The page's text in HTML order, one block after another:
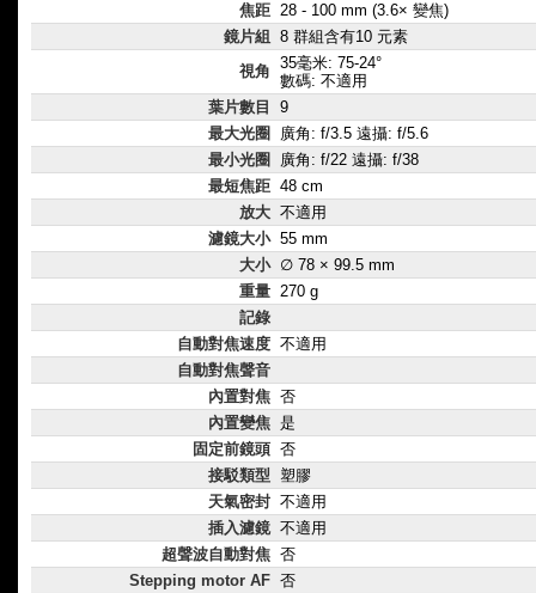
焦距 28 - 100 mm (3.6× 變焦)
鏡片組
8 群組含有10 元素
視角 35毫米: 75-24°
數碼: 不適用
葉片數目
9
最大光圈
廣角: f/3.5 遠攝: f/5.6
最小光圈
廣角: f/22 遠攝: f/38
最短焦距 48 cm
放大 不適用
濾鏡大小 55 mm
大小 ∅ 78 × 99.5 mm
重量 270 g
記錄
自動對焦速度 不適用
自動對焦聲音
內置對焦 否
內置變焦 是
固定前鏡頭 否
接駁類型 塑膠
天氣密封 不適用
插入濾鏡 不適用
超聲波自動對焦 否
Stepping motor AF 否